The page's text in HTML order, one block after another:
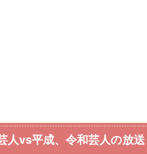
人vs平成、令和芸人の放送